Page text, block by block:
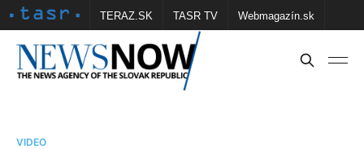
TERAZ.SK TASR TV Webmagazín.sk
Vtedy.sk FOTOBANKA TASR Školské
VIDEO